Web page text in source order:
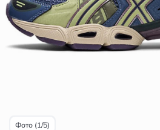
Фото (1/5)